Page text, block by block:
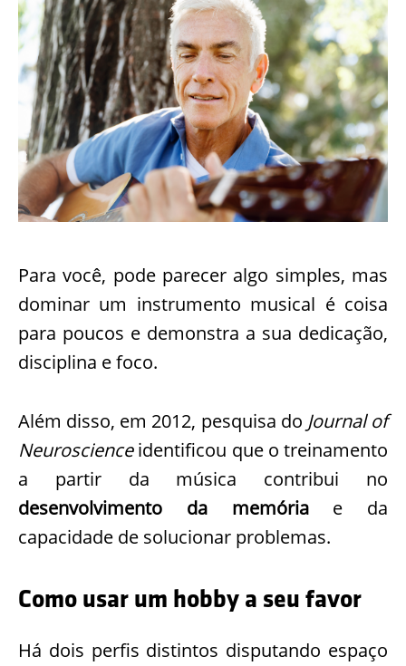
Para você, pode parecer algo simples, mas
dominar um instrumento musical é coisa
para poucos e demonstra a sua dedicação,
disciplina e foco.
Além disso, em 2012, pesquisa do Journal of
Neuroscienceidentificou que o treinamento
a partir da música contribui no
desenvolvimento da memória e da
capacidade de solucionar problemas.
Como usar um hobby a seu favor
Há dois perfis distintos disputando espaço